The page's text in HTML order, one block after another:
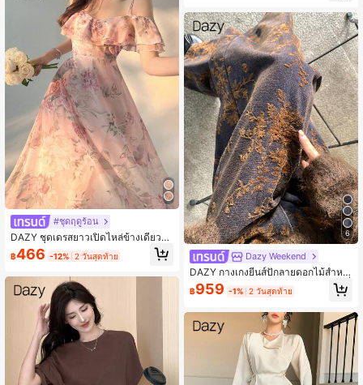
#ชุดฤดูร้อน
DAZY ชุดเดรสยาวเปิดไหล่ข้างเดียวระ
บายชายกระโปรงพิมพ์ลายดอกไม้สำหรั
บผู้หญิง, ชุดสำหรับงานเลี้ยงวันเกิดฤดูร้
฿466 -12% 2 วันสุดท้าย
6
Dazy Weekend
DAZY กางเกงยีนส์ปักลายดอกไม้สำหรั
บผู้หญิง สไตล์เฟมินีน & สตรีทแวร์ แฟชั่
นเกาหลี
฿959 -1% 2 วันสุดท้าย